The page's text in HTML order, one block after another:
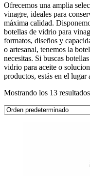
Ofrecemos una amplia
vinagre, ideales para
máxima calidad.
botellas de vidrio para
formatos, diseños y
o artesanal, tenemos la
necesitas. Si buscas
vidrio para aceite o
productos, estás en el lugar
Mostrando los 13 resultados